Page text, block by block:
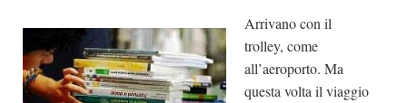
Dicono di Noi
Rassegna Stampa
Archivio
Arrivano con il
trolley, come
all’aeroporto. Ma
questa volta il viaggio